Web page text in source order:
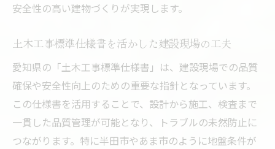
安全性の高い建物づくりが実現します。
土木工事標準仕様書を活かした建設現場の工夫
愛知県の「土木工事標準仕様書」は、建設現場での品質
確保や安全性向上のための重要な指針となっています。
この仕様書を活用することで、設計から施工、検査まで
一貫した品質管理が可能となり、トラブルの未然防止に
つながります。特に半田市やあま市のように地盤条件が